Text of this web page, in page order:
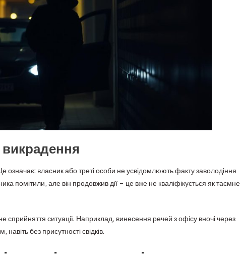
означає: власник або треті особи не усвідомлюють факту заволодіння
помітили, але він продовжив дії – це вже не кваліфікується як таємне
сприйняття ситуації. Наприклад, винесення речей з офісу вночі через
без присутності свідків.